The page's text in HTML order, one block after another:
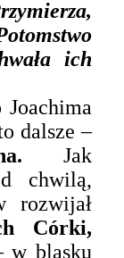
ich
Joachima
dalsze –
Jak
chwilą,
rozwijał
Córki,
w blasku